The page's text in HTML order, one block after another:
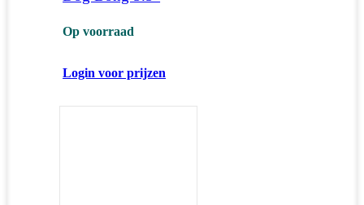
Op voorraad
Login voor prijzen